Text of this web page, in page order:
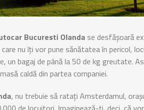
Bucuresti Olanda se desfășoară
nu îți vor pune sănătatea în pericol,
un bagaj de până la 50 de kg greutate.
caldă din partea companiei.
, nu trebuie să ratați Amsterdamul,